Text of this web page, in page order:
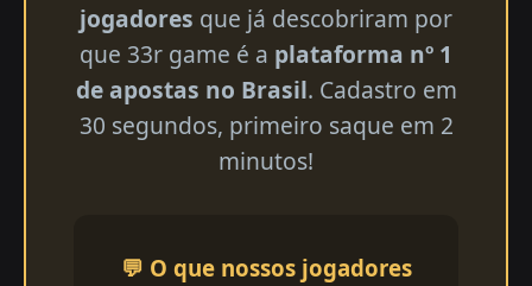
jogadores que já descobriram por
que 33r game é a plataforma nº 1
de apostas no Brasil. Cadastro em
30 segundos, primeiro saque em 2
minutos!
💬 O que nossos jogadores